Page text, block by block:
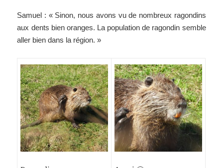
Samuel : « Sinon, nous avons vu de nombreux ragondins
aux dents bien oranges. La population de ragondin semble
aller bien dans la région. »